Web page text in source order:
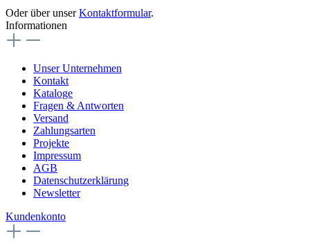
Oder über unserKontaktformular.
Informationen
Unser Unternehmen
Kontakt
Kataloge
Fragen & Antworten
Versand
Zahlungsarten
Projekte
Impressum
AGB
Datenschutzerklärung
Newsletter
Kundenkonto